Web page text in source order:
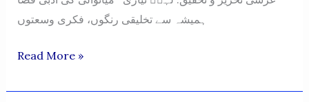
ہمیشہ سے تخلیقی رنگوں، فکری وسعتوں
Saleeb-
Waqt
Read More »